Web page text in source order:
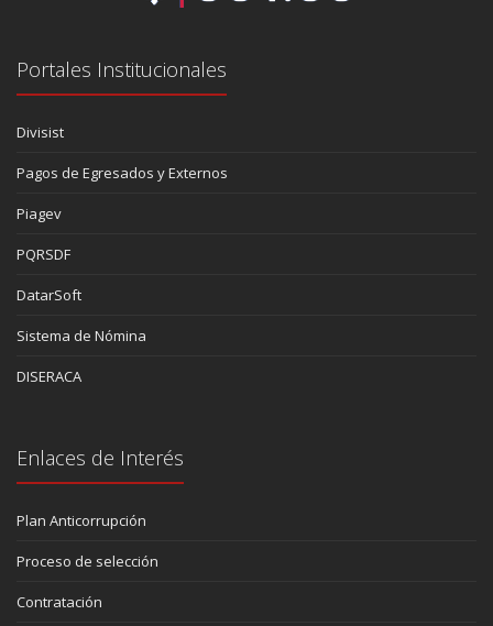
Portales Institucionales
Divisist
Pagos de Egresados y Externos
Piagev
PQRSDF
DatarSoft
Sistema de Nómina
DISERACA
Enlaces de Interés
Plan Anticorrupción
Proceso de selección
Contratación